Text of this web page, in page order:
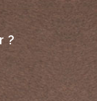
?